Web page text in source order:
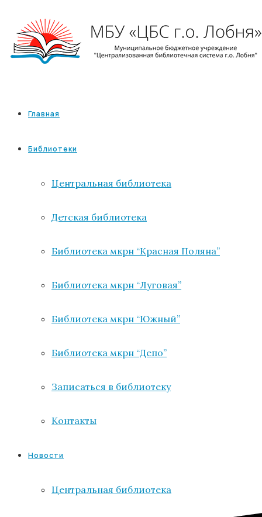
Главная
Библиотеки
Центральная библиотека
Детская библиотека
Библиотека мкрн “Красная Поляна”
Библиотека мкрн “Луговая”
Библиотека мкрн “Южный”
Библиотека мкрн “Депо”
Записаться в библиотеку
Контакты
Новости
Центральная библиотека